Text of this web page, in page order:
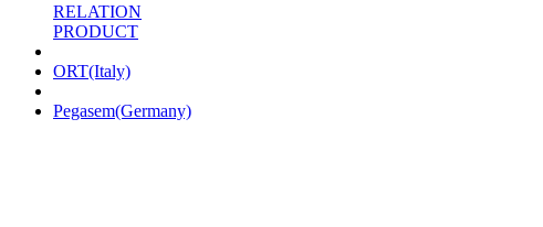
RELATION
PRODUCT
ORT(Italy)
Pegasem(Germany)